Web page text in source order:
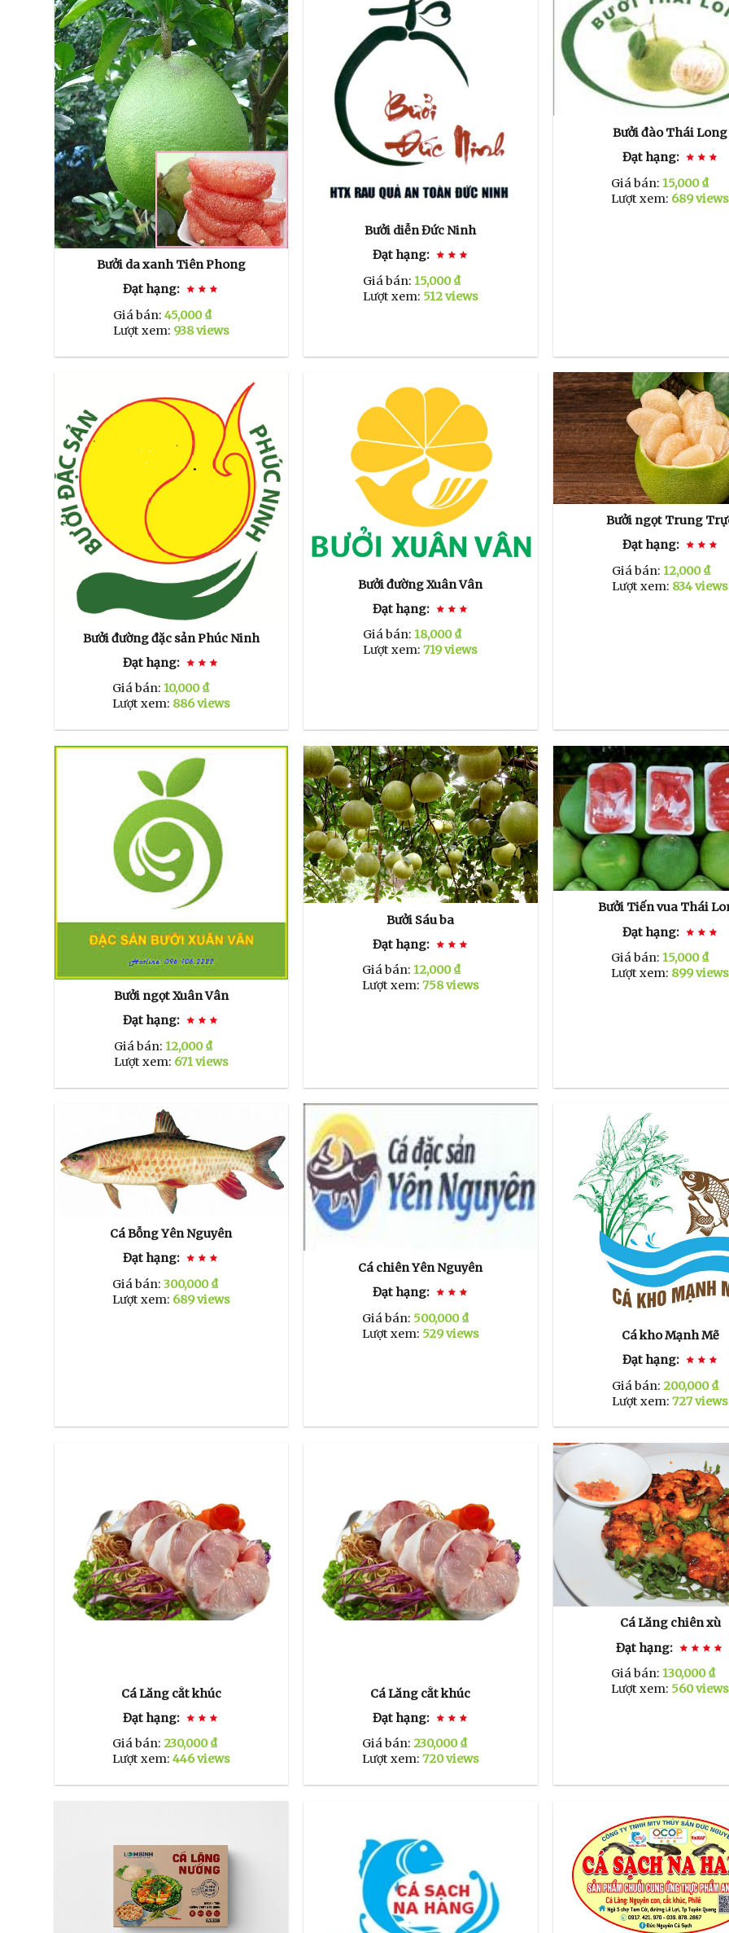
Bưởi da xanh Tiên Phong
Đạt hạng:
Giá bán: 45,000 ₫
Lượt xem: 938 views
Bưởi diễn Đức Ninh
Đạt hạng:
Giá bán: 15,000 ₫
Lượt xem: 512 views
Bưởi đào Thái Long
Đạt hạng:
Giá bán:15,000 ₫
Lượt xem: 689 views
Bưởi đường đặc sản Phúc Ninh
Đạt hạng:
Giá bán: 10,000 ₫
Lượt xem: 886 views
Bưởi đường Xuân Vân
Đạt hạng:
Giá bán:18,000 ₫
Lượt xem:719 views
Bưởi ngọt Trung
Đạt hạng:
Giá bán:12,000 ₫
Lượt xem: 834 views
Bưởi ngọt Xuân Vân
Đạt hạng:
Giá bán: 12,000 ₫
Lượt xem: 671 views
Bưởi Sáu ba
Đạt hạng:
Giá bán: 12,000 ₫
Lượt xem: 758 views
Bưởi Tiến vua Thái
Đạt hạng:
Giá bán:15,000 ₫
Lượt xem: 899 views
Cá Bỗng Yên Nguyên
Đạt hạng:
Giá bán: 300,000 ₫
Lượt xem: 689 views
Cá chiên Yên Nguyên
Đạt hạng:
Giá bán: 500,000 ₫
Lượt xem: 529 views
Cá kho Mạnh Mẽ
Đạt hạng:
Giá bán:200,000 ₫
Lượt xem:727 views
Cá Lăng cắt khúc
Đạt hạng:
Giá bán: 230,000 ₫
Lượt xem: 446 views
Cá Lăng cắt khúc
Đạt hạng:
Giá bán: 230,000 ₫
Lượt xem: 720 views
Cá Lăng chiên xù
Đạt hạng:
Giá bán:130,000 ₫
Lượt xem: 560 views